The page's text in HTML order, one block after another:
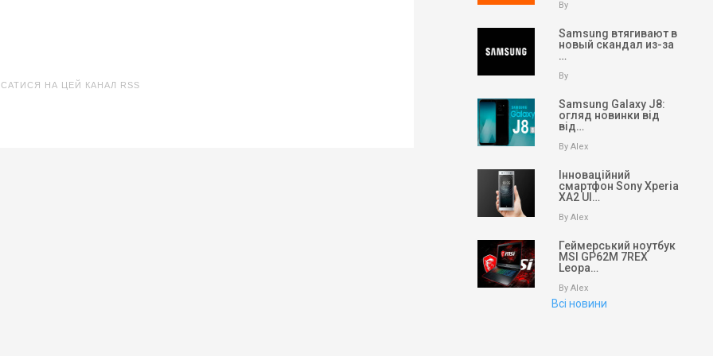
НА ЦЕЙ КАНАЛ RSS
By
Samsung втягивают в
новый скандал из-за
…
By
Samsung Galaxy J8:
огляд новинки від
від…
By Alex
Інноваційний
смартфон Sony Xperia
XA2 Ul…
By Alex
Геймерський ноутбук
MSI GP62M 7REX
Leopa…
By Alex
Всі новини
Вгору keyboard_arrow_up
Пошук